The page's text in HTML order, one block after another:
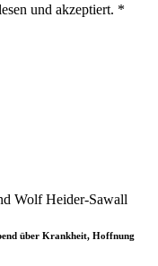
und akzeptiert. *
über Krankheit, Hoffnung